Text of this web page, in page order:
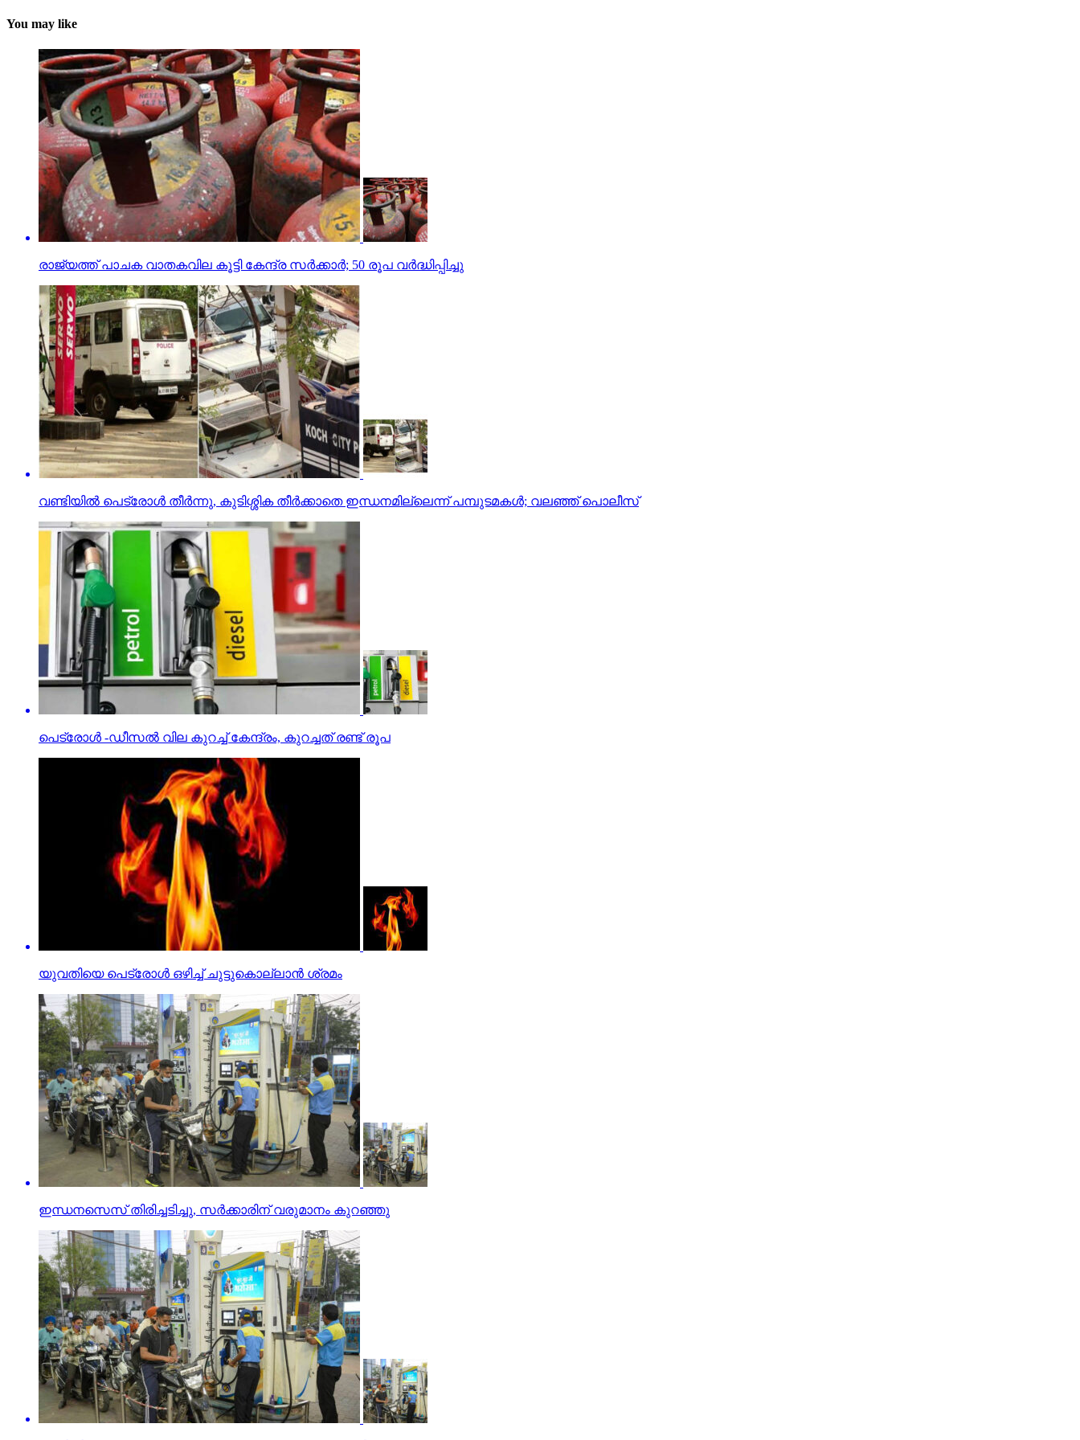
You may like
രാജ്യത്ത് പാചക വാതകവില കൂട്ടി കേന്ദ്ര സര്‍ക്കാര്‍; 50 രൂപ വര്‍ദ്ധിപ്പിച്ചു
വണ്ടിയില്‍ പെട്രോള്‍ തീര്‍ന്നു, കുടിശ്ശിക തീര്‍ക്കാതെ ഇന്ധനമില്ലെന്ന് പമ്പുടമകള്‍; വലഞ്ഞ് പൊലീസ്
പെട്രോള്‍ -ഡീസല്‍ വില കുറച്ച് കേന്ദ്രം, കുറച്ചത് രണ്ട് രൂപ
യുവതിയെ പെട്രോൾ ഒഴിച്ച് ചുട്ടുകൊല്ലാൻ ശ്രമം
ഇന്ധനസെസ് തിരിച്ചടിച്ചു, സര്‍ക്കാരിന് വരുമാനം കുറഞ്ഞു